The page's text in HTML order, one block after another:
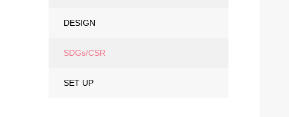
DESIGN
SDGs/CSR
SET UP